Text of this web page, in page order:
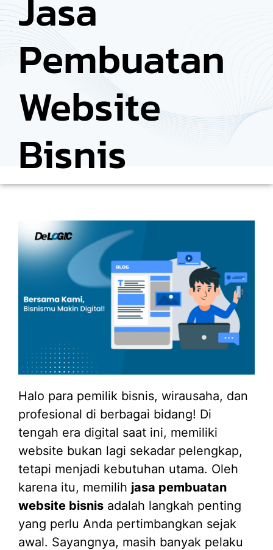
Pembuatan
Website
Bisnis
Halo para pemilik bisnis, wirausaha, dan
profesional di berbagai bidang! Di
tengah era digital saat ini, memiliki
website bukan lagi sekadar pelengkap,
tetapi menjadi kebutuhan utama. Oleh
karena itu, memilih jasa pembuatan
website bisnis adalah langkah penting
yang perlu Anda pertimbangkan sejak
awal. Sayangnya, masih banyak pelaku